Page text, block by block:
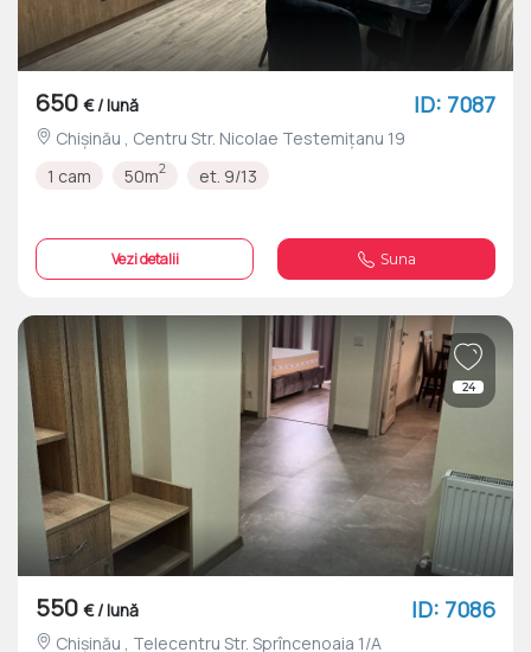
650 € / lună ID: 7087
Chișinău , Centru Str. Nicolae Testemițanu 19
1 cam
50m2 et. 9/13
Vezi detalii Suna
24
550 € / lună ID: 7086
Chișinău , Telecentru Str. Sprîncenoaia 1/A